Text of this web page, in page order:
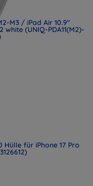
M3 / iPad Air 10.9"
(UNIQ-PDA11(M2)-
für iPhone 17 Pro